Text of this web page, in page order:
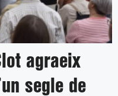
agraeix
segle de